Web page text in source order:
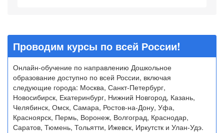
Проводим курсы по всей России!
Онлайн-обучение по направлению Дошкольное
образование доступно по всей России, включая
следующие города: Москва, Санкт-Петербург,
Новосибирск, Екатеринбург, Нижний Новгород, Казань,
Челябинск, Омск, Самара, Ростов-на-Дону, Уфа,
Красноярск, Пермь, Воронеж, Волгоград, Краснодар,
Саратов, Тюмень, Тольятти, Ижевск, Иркутстк и Улан-Удэ.